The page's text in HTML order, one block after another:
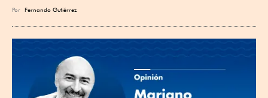
Por Fernando Gutiérrez